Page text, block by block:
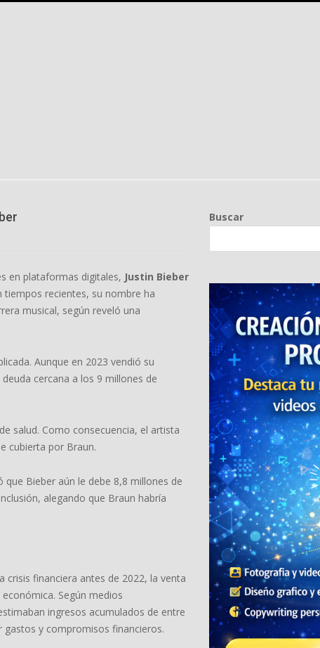
en plataformas digitales, Justin Bieber
tiempos recientes, su nombre ha
musical, según reveló una
Aunque en 2023 vendió su
cercana a los 9 millones de
salud. Como consecuencia, el artista
cubierta por Braun.
que Bieber aún le debe 8,8 millones de
alegando que Braun habría
crisis financiera antes de 2022, la venta
Según medios
ingresos acumulados de entre
y compromisos financieros.
Buscar